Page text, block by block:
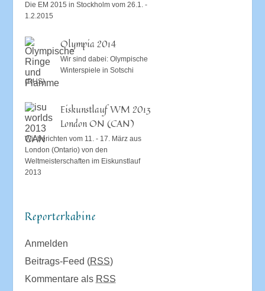
Die EM 2015 in Stockholm vom 26.1. -
1.2.2015
Olympia 2014
Wir sind dabei: Olympische
Winterspiele in Sotschi
(RUS)
Eiskunstlauf WM 2013
London ON (CAN)
Wir berichten vom 11. - 17. März aus
London (Ontario) von den
Weltmeisterschaften im Eiskunstlauf
2013
Reporterkabine
Anmelden
Beitrags-Feed (RSS)
Kommentare als RSS